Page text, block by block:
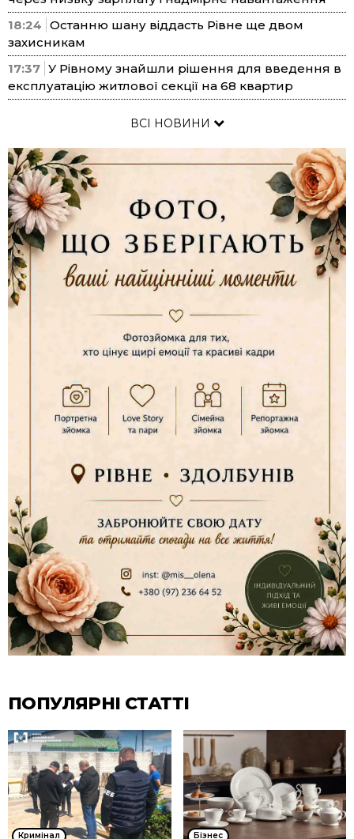
18:24 Останню шану віддасть Рівне ще двом
захисникам
17:37 У Рівному знайшли рішення для введення в
експлуатацію житлової секції на 68 квартир
ВСІ НОВИНИ
ПОПУЛЯРНІ СТАТТІ
Кримінал Бізнес